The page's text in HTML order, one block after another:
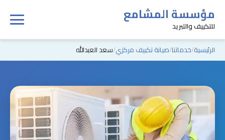
مؤسسة المشامع
للتكييف والتبريد
الرئيسية خدماتنا صيانة تكييف مركزي سعد العبدالله